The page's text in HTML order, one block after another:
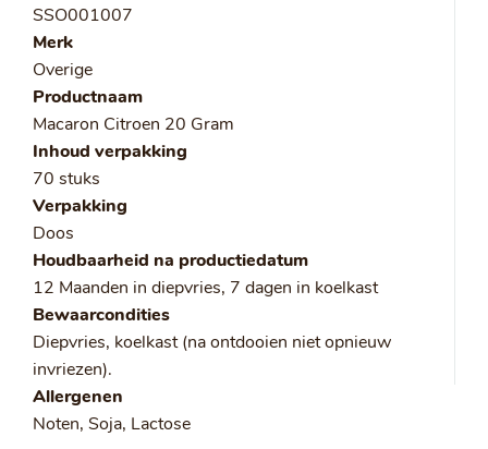
SSO001007
Merk
Overige
Productnaam
Macaron Citroen 20 Gram
Inhoud verpakking
70 stuks
Verpakking
Doos
Houdbaarheid na productiedatum
12 Maanden in diepvries, 7 dagen in koelkast
Bewaarcondities
Diepvries, koelkast (na ontdooien niet opnieuw
invriezen).
Allergenen
Noten, Soja, Lactose